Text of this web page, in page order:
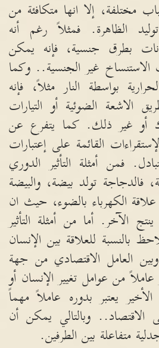
مختلفة، إلا انها متكافئة من
الظاهرة. فمثلاً رغم أنه
بطرق جنسية، فإنه يمكن
غير الجنسية.. وكما
بواسطة النار مثلاً، فإنه
الاشعة الضوئية أو التيارات
أو غير ذلك.كما يتفرع عن
القائمة على إعتبارات
.فمن أمثلة التأثير الدوري
فالدجاجة تولد بيضة، والبيضة
الكهرباء بالضوء، حيث ان
الآخر. أما من أمثلة التأثير
بالنسبة للعلاقة بين الإنسان
العامل الاقتصادي من جهة
عاملاً من عوامل تغيير الإنسان أو
يعتبر بدوره عاملاً مهماً
الاقتصاد.. وبالتالي يمكن أن
متفاعلة بين الطرفين.